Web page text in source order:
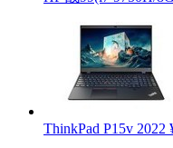
ThinkPad P15v 2022